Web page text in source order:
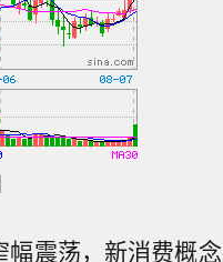
震荡，新消费概念